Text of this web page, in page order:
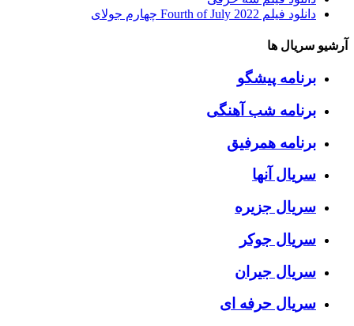
دانلود فیلم Fourth of July 2022 چهارم جولای
آرشیو سریال ها
برنامه پیشگو
برنامه شب آهنگی
برنامه همرفیق
سریال آنها
سریال جزیره
سریال جوکر
سریال جیران
سریال حرفه ای